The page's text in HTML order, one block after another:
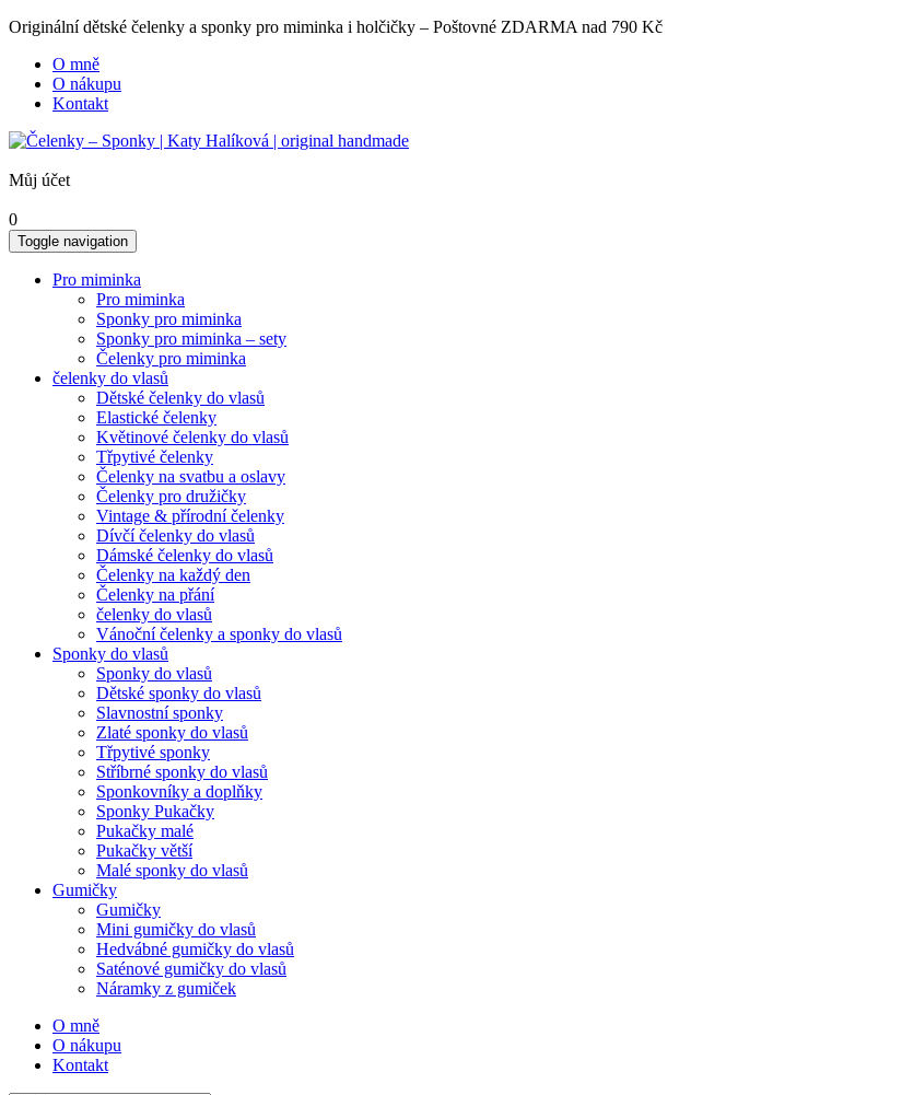
Originální dětské čelenky a sponky pro miminka i holčičky – Poštovné ZDARMA nad 790 Kč
O mně
O nákupu
Kontakt
Můj účet
0
Toggle navigation
Pro miminka
Pro miminka
Sponky pro miminka
Sponky pro miminka – sety
Čelenky pro miminka
čelenky do vlasů
Dětské čelenky do vlasů
Elastické čelenky
Květinové čelenky do vlasů
Třpytivé čelenky
Čelenky na svatbu a oslavy
Čelenky pro družičky
Vintage & přírodní čelenky
Dívčí čelenky do vlasů
Dámské čelenky do vlasů
Čelenky na každý den
Čelenky na přání
čelenky do vlasů
Vánoční čelenky a sponky do vlasů
Sponky do vlasů
Sponky do vlasů
Dětské sponky do vlasů
Slavnostní sponky
Zlaté sponky do vlasů
Třpytivé sponky
Stříbrné sponky do vlasů
Sponkovníky a doplňky
Sponky Pukačky
Pukačky malé
Pukačky větší
Malé sponky do vlasů
Gumičky
Gumičky
Mini gumičky do vlasů
Hedvábné gumičky do vlasů
Saténové gumičky do vlasů
Náramky z gumiček
O mně
O nákupu
Kontakt